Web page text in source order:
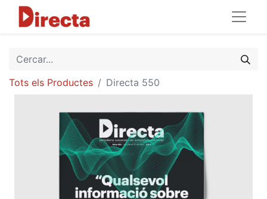
Tots els Productes Directa 550